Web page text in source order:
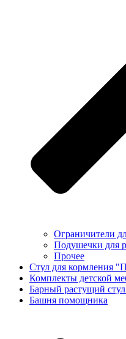
Ограничители
Подушечки для
Прочее
Стул для кормления
Комплекты детской
Барный растущий
Башня помощника